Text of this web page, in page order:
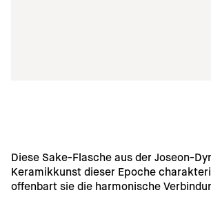
Diese Sake-Flasche aus der Joseon-
Keramikkunst dieser Epoche
offenbart sie die harmonische